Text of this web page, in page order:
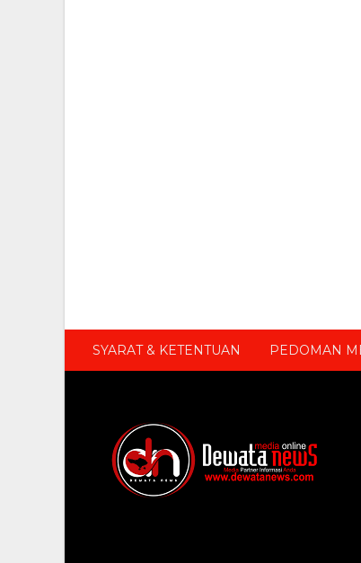
SYARAT & KETENTUAN PEDOMAN